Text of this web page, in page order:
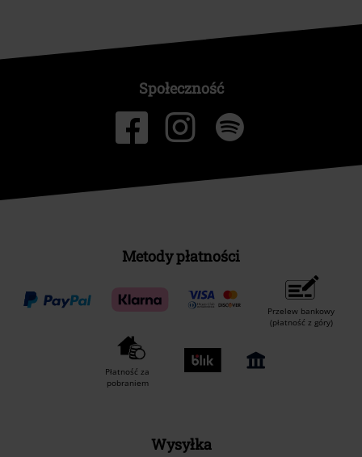
Społeczność
Metody płatności
Przelew bankowy
(płatność z góry)
Płatność za
pobraniem
Wysyłka